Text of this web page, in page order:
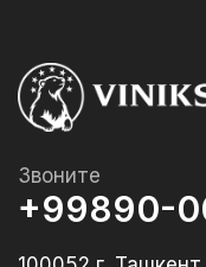
Звоните
+99890-